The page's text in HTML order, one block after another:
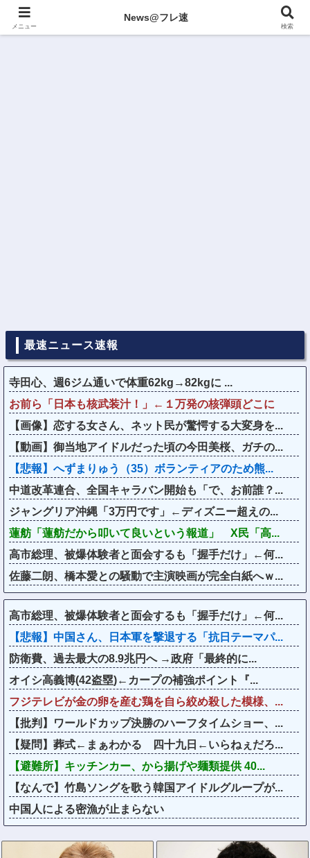
最速ニュース速報
寺田心、週6ジム通いで体重62kg→82kgに ...
お前ら「日本も核武装汁！」←１万発の核弾頭どこに
【画像】恋する女さん、ネット民が驚愕する大変身を...
【動画】御当地アイドルだった頃の今田美桜、ガチの...
【悲報】へずまりゅう（35）ボランティアのため熊...
中道改革連合、全国キャラバン開始も「で、お前誰？...
ジャングリア沖縄「3万円です」←ディズニー超えの...
蓮舫「蓮舫だから叩いて良いという報道」 X民「高...
高市総理、被爆体験者と面会するも「握手だけ」←何...
佐藤二朗、橋本愛との騒動で主演映画が完全白紙へｗ...
高市総理、被爆体験者と面会するも「握手だけ」←何...
【悲報】中国さん、日本軍を撃退する「抗日テーマパ...
防衛費、過去最大の8.9兆円へ →政府「最終的に...
オイシ高義博(42盗塁)←カープの補強ポイント『...
フジテレビが金の卵を産む鶏を自ら絞め殺した模様、...
【批判】ワールドカップ決勝のハーフタイムショー、...
【疑問】葬式←まぁわかる 四十九日←いらねぇだろ...
【避難所】キッチンカー、から揚げや麺類提供 40...
【なんで】竹島ソングを歌う韓国アイドルグループが...
中国人による密漁が止まらない
メニュー
News@フレ速
検索